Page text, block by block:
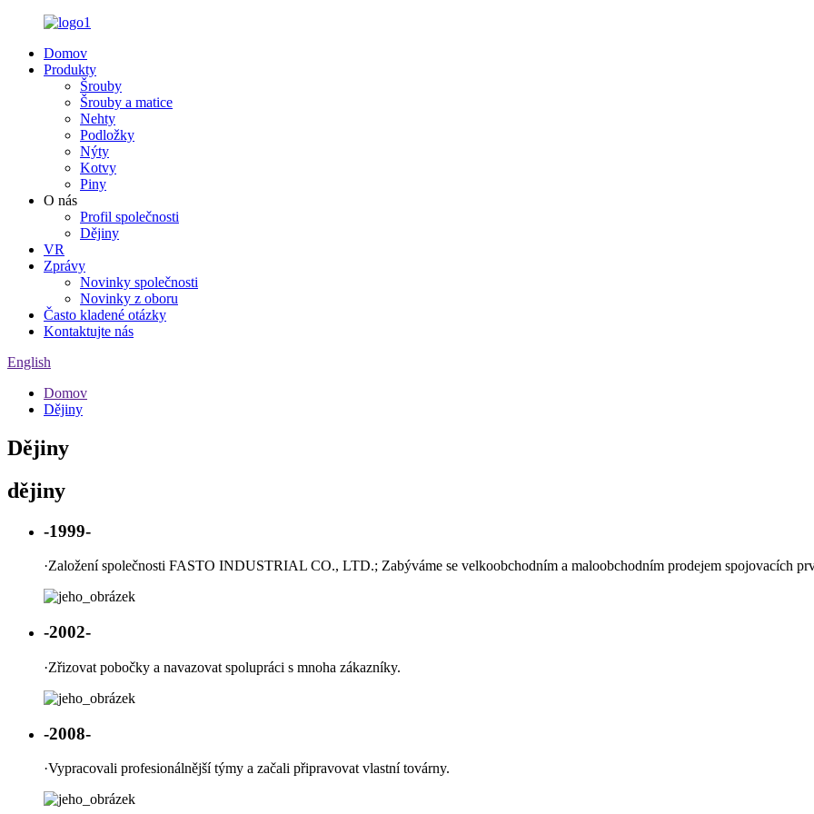
Domov
Produkty
Šrouby
Šrouby a matice
Nehty
Podložky
Nýty
Kotvy
Piny
O nás
Profil společnosti
Dějiny
VR
Zprávy
Novinky společnosti
Novinky z oboru
Často kladené otázky
Kontaktujte nás
English
Domov
Dějiny
Dějiny
dějiny
-1999-
·Založení společnosti FASTO INDUSTRIAL CO., LTD.; Zabýváme se velkoobchodním a maloobchodním prodejem spojovacích
-2002-
·Zřizovat pobočky a navazovat spolupráci s mnoha zákazníky.
-2008-
·Vypracovali profesionálnější týmy a začali připravovat vlastní továrny.